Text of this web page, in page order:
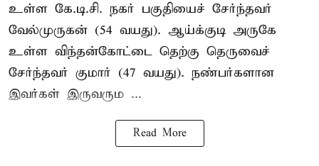
உள்ள கே.டி.சி. நகர் பகுதியைச் சேர்ந்தவர்
வேல்முருகன் (54 வயது). ஆய்க்குடி அருகே
உள்ள விந்தன்கோட்டை தெற்கு தெருவைச்
சேர்ந்தவர் குமார் (47 வயது). நண்பர்களான
இவர்கள் இருவரும ...
Read More